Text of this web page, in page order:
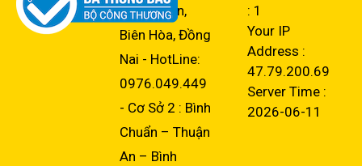
Phước Tân,
Biên Hòa, Đồng
Nai - HotLine:
0976.049.449
- Cơ Sở 2 : Bình
Chuẩn – Thuận
An – Bình
: 1
Your IP
Address :
47.79.200.69
Server Time :
2026-06-11